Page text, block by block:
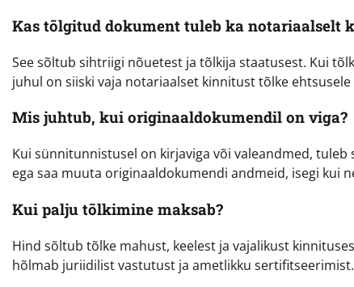
Kas tõlgitud dokument tuleb ka notariaalselt
See sõltub sihtriigi nõuetest ja tõlkija staatusest. Kui
juhul on siiski vaja notariaalset kinnitust tõlke
Mis juhtub, kui originaaldokumendil on viga?
Kui sünnitunnistusel on kirjaviga või valeandmed,
ega saa muuta originaaldokumendi andmeid, isegi kui
Kui palju tõlkimine maksab?
Hind sõltub tõlke mahust, keelest ja vajalikust
hõlmab juriidilist vastutust ja ametlikku